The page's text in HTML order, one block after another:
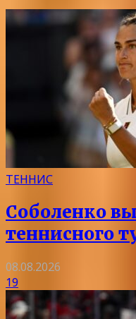
ТЕННИС
Соболенко
теннисного
08.08.2026
19